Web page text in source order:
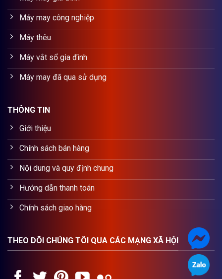
Máy may công nghiệp
Máy thêu
Máy vắt sổ gia đình
Máy may đã qua sử dụng
THÔNG TIN
Giới thiệu
Chính sách bán hàng
Nội dung và quy định chung
Hướng dẫn thanh toán
Chính sách giao hàng
THEO DÕI CHÚNG TÔI QUA CÁC MẠNG XÃ HỘI